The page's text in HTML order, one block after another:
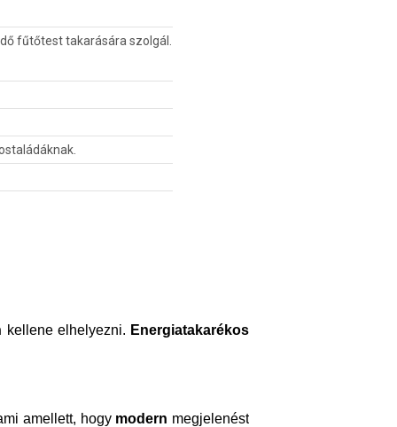
fűtőtest takarására szolgál.
kellene elhelyezni. Energiatakarékos
amellett, hogy modern megjelenést